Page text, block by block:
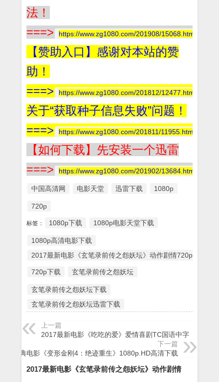
法！
===>
https://www.zg1080.com/201908/15068.html
【赞助入口】感谢对本站的赞
助！
===>
https://www.zg1080.com/201812/12477.html
关于“获取种子信息失败”问题！
===>
https://www.zg1080.com/201811/11955.html
【如何下载】先安装一个迅雷
===>
https://www.zg1080.com/201902/13684.html
中国高清网 电影天堂 迅雷下载 1080p
720p
标签： 1080p下载 1080p电影天堂下载
1080p高清电影下载
2017最新电影《玄笔录前传之怨妖坛》动作剧情720p.HD国
720p下载 玄笔录前传之怨妖坛
玄笔录前传之怨妖坛下载
玄笔录前传之怨妖坛迅雷下载
上一篇
2017最新电影《吃吃的爱》爱情喜剧TC国语中字
下一篇
经典电影《变形金刚4：绝迹重生》1080p.HD高清下载
2017最新电影《玄笔录前传之怨妖坛》动作剧情